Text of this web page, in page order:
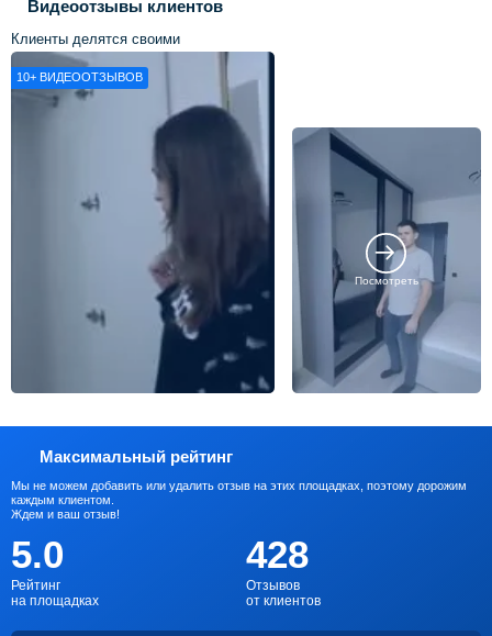
Видеоотзывы клиентов
Клиенты делятся своими
впечатлениями о нашей работе
10+ ВИДЕООТЗЫВОВ
Посмотреть
Максимальный рейтинг
Мы не можем добавить или удалить отзыв на этих площадках, поэтому дорожим
каждым клиентом.
Ждем и ваш отзыв!
5.0
Рейтинг
на площадках
428
Отзывов
от клиентов